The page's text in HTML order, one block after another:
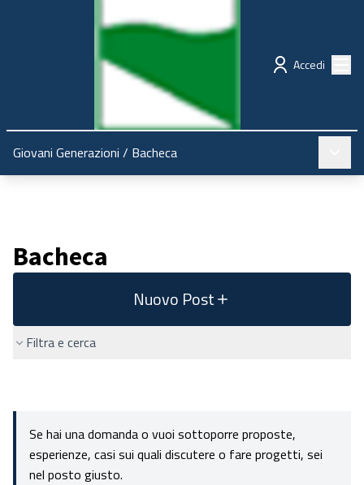
Regione Emilia-Romagna Partecipazione
Accedi
Giovani Generazioni / Bacheca
Bacheca
Nuovo Post
Filtra e cerca
Se hai una domanda o vuoi sottoporre proposte,
esperienze, casi sui quali discutere o fare progetti, sei
nel posto giusto.